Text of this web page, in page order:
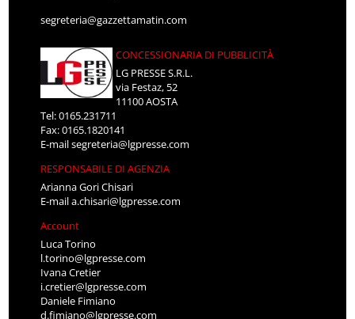
segreteria@gazzettamatin.com
CONCESSIONARIA DI PUBBLICITÀ
LG PRESSE S.R.L.
via Festaz, 52
11100 AOSTA
Tel: 0165.231711
Fax: 0165.1820141
E-mailsegreteria@lgpresse.com
RESPONSABILE DI AGENZIA
Arianna Gori Chisari
E-maila.chisari@lgpresse.com
Account
Luca Torino
l.torino@lgpresse.com
Ivana Cretier
i.cretier@lgpresse.com
Daniele Fimiano
d.fimiano@lgpresse.com